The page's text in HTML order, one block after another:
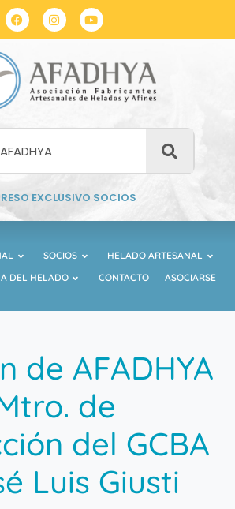
EXCLUSIVO SOCIOS
SOCIOS
HELADO ARTESANAL
DEL HELADO CONTACTO ASOCIARSE
de AFADHYA
de
del GCBA
Luis Giusti